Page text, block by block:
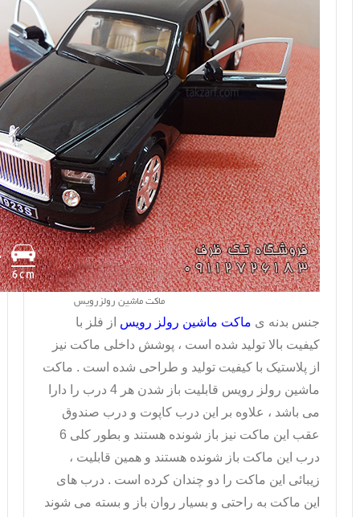
ماکت ماشین رولزرویس
جنس بدنه ی ماکت ماشین رولز رویس از فلز با
کیفیت بالا تولید شده است ، پوشش داخلی ماکت نیز
از پلاستیک با کیفیت تولید و طراحی شده است . ماکت
ماشین رولز رویس قابلیت باز شدن هر 4 درب را دارا
می باشد ، علاوه بر این درب کاپوت و درب صندوق
عقب این ماکت نیز باز شونده هستند و بطور کلی 6
درب این ماکت باز شونده هستند و همین قابلیت ،
زیبائی این ماکت را دو چندان کرده است . درب های
این ماکت به راحتی و بسیار روان باز و بسته می شوند